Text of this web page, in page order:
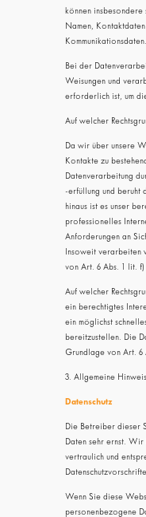
können insbesondere
Namen,
Kommunikationsdaten.
Bei der
Weisungen und
erforderlich ist, um
Auf welcher
Da wir über unsere
Kontakte zu
Datenverarbeitung
-erfüllung und beruht
hinaus ist es unser
professionelles
Anforderungen an
Insoweit verarbeiten
von Art. 6 Abs. 1 lit. f)
Auf welcher
ein berechtigtes
ein möglichst
bereitzustellen. Die
Grundlage von Art. 6
3. Allgemeine
Datenschutz
Die Betreiber dieser
Daten sehr ernst.
vertraulich und
Wenn Sie diese
personenbezogene